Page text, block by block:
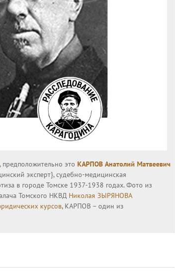
предположительно это КАРПОВ Анатолий Матвеевич
эксперт}, судебно-медицинская
в городе Томске 1937-1938 годах. Фото из
Томского НКВД Николая ЗЫРЯНОВА
курсов, КАРПОВ – один из